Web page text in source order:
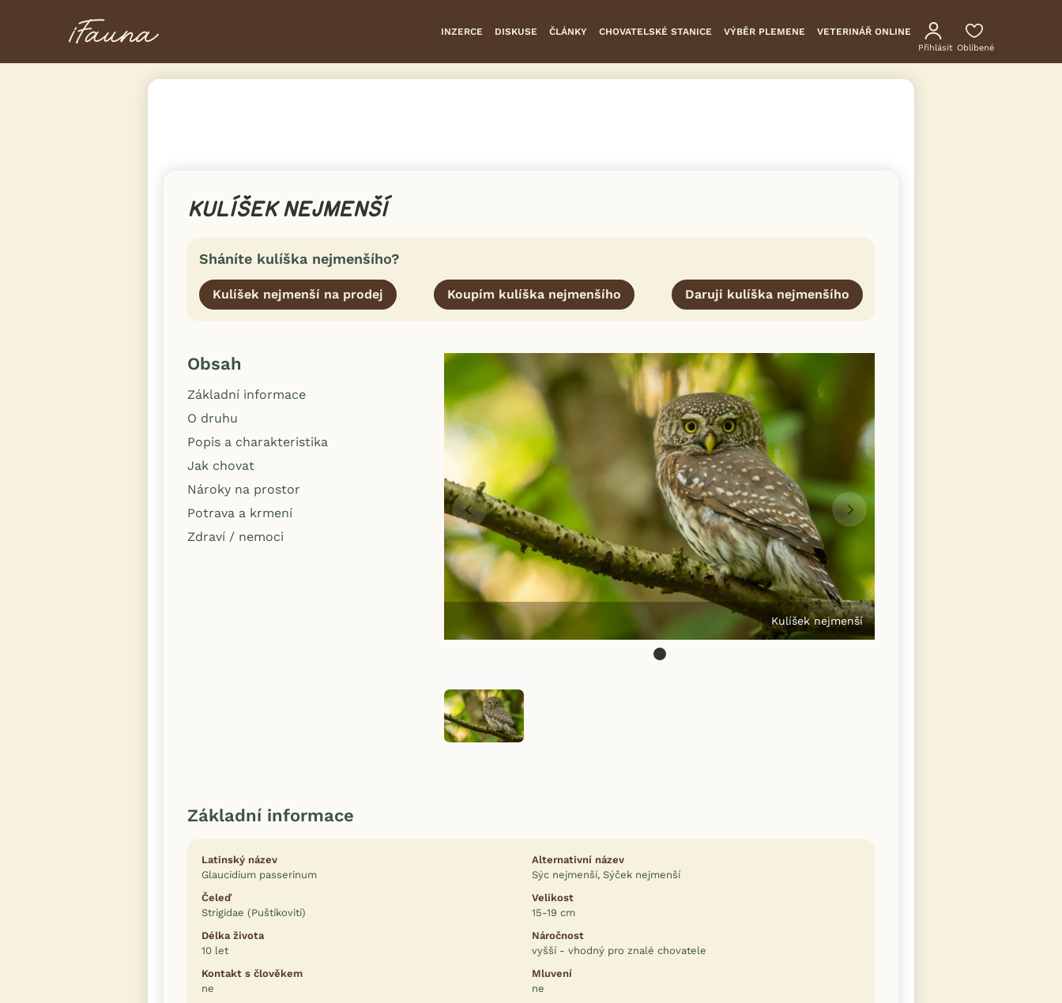
INZERCE DISKUSE ČLÁNKY CHOVATELSKÉ STANICE VÝBĚR PLEMENE VETERINÁŘ ONLINE
Přihlásit Oblíbené
KULÍŠEK NEJMENŠÍ
Sháníte kulíška nejmenšího?
Kulíšek nejmenší na prodej Koupím kulíška nejmenšího Daruji kulíška nejmenšího
Kulíšek nejmenší
Obsah
Základní informace
O druhu
Popis a charakteristika
Jak chovat
Nároky na prostor
Potrava a krmení
Zdraví / nemoci
Základní informace
Latinský název
Glaucidium passerinum
Alternativní název
Sýc nejmenší, Sýček nejmenší
Čeleď
Strigidae (Puštíkovití)
Velikost
15-19 cm
Délka života
10 let
Náročnost
vyšší - vhodný pro znalé chovatele
Kontakt s člověkem
ne
Mluvení
ne